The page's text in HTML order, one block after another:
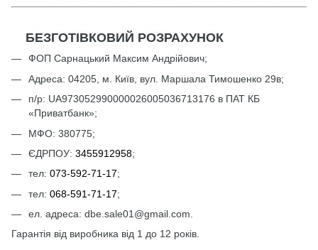
БЕЗГОТІВКОВИЙ РОЗРАХУНОК
ФОП Сарнацький Максим Андрійович;
Адреса: 04205, м. Київ, вул. Маршала Тимошенко 29в;
п/р: UА973052990000026005036713176 в ПАТ КБ
«Приватбанк»;
МФО: 380775;
ЄДРПОУ: 3455912958;
тел: 073-592-71-17;
тел: 068-591-71-17;
ел. адреса: dbe.sale01@gmail.com.
Гарантія від виробника від 1 до 12 років.